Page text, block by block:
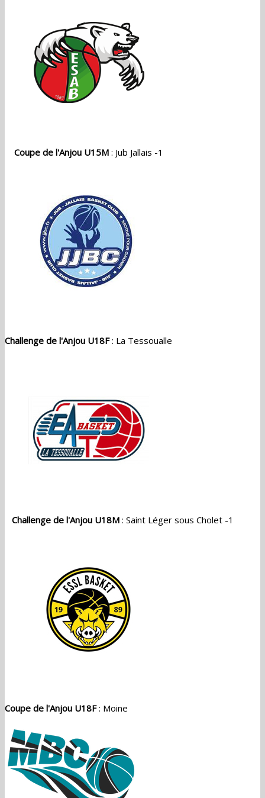
Coupe de l'Anjou U15M : Jub Jallais -1
Challenge de l'Anjou U18F: La Tessoualle
Challenge de l'Anjou U18M : Saint Léger sous Cholet -1
Coupe de l'Anjou U18F: Moine